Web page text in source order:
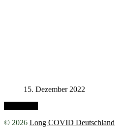
15. Dezember 2022
© 2026 Long COVID Deutschland